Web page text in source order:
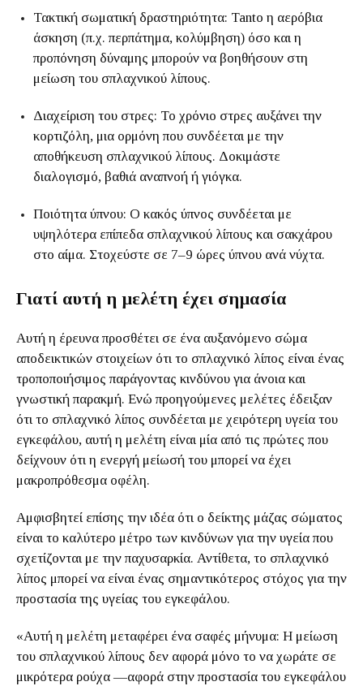
Τακτική σωματική δραστηριότητα: Tanto η αερόβια
άσκηση (π.χ. περπάτημα, κολύμβηση) όσο και η
προπόνηση δύναμης μπορούν να βοηθήσουν στη
μείωση του σπλαχνικού λίπους.
Διαχείριση του στρες: Το χρόνιο στρες αυξάνει την
κορτιζόλη, μια ορμόνη που συνδέεται με την
αποθήκευση σπλαχνικού λίπους. Δοκιμάστε
διαλογισμό, βαθιά αναπνοή ή γιόγκα.
Ποιότητα ύπνου: Ο κακός ύπνος συνδέεται με
υψηλότερα επίπεδα σπλαχνικού λίπους και σακχάρου
στο αίμα. Στοχεύστε σε 7–9 ώρες ύπνου ανά νύχτα.
Γιατί αυτή η μελέτη έχει σημασία
Αυτή η έρευνα προσθέτει σε ένα αυξανόμενο σώμα
αποδεικτικών στοιχείων ότι το σπλαχνικό λίπος είναι ένας
τροποποιήσιμος παράγοντας κινδύνου για άνοια και
γνωστική παρακμή. Ενώ προηγούμενες μελέτες έδειξαν
ότι το σπλαχνικό λίπος συνδέεται με χειρότερη υγεία του
εγκεφάλου, αυτή η μελέτη είναι μία από τις πρώτες που
δείχνουν ότι η ενεργή μείωσή του μπορεί να έχει
μακροπρόθεσμα οφέλη.
Αμφισβητεί επίσης την ιδέα ότι ο δείκτης μάζας σώματος
είναι το καλύτερο μέτρο των κινδύνων για την υγεία που
σχετίζονται με την παχυσαρκία. Αντίθετα, το σπλαχνικό
λίπος μπορεί να είναι ένας σημαντικότερος στόχος για την
προστασία της υγείας του εγκεφάλου.
«Αυτή η μελέτη μεταφέρει ένα σαφές μήνυμα: Η μείωση
του σπλαχνικού λίπους δεν αφορά μόνο το να χωράτε σε
μικρότερα ρούχα —αφορά στην προστασία του εγκεφάλου